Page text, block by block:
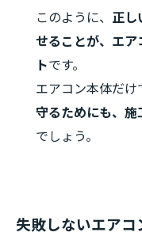
このように、 正し
せることが、エア
トです。
エアコン本体だけ
守るためにも、施
でしょう。
失敗しないエア